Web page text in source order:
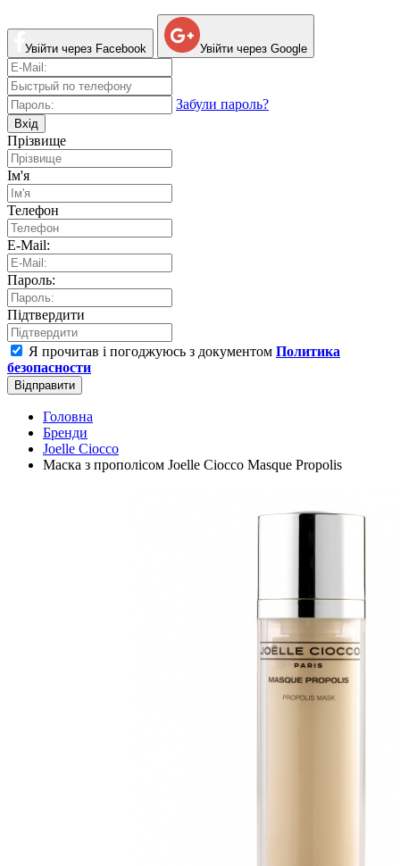
Увійти через Facebook Увійти через Google
Забули пароль?
Вхід
Прізвище
Ім'я
Телефон
E-Mail:
Пароль:
Підтвердити
Я прочитав і погоджуюсь з документом Политика
безопасности
Відправити
Головна
Бренди
Joelle Ciocco
Маска з прополісом Joelle Ciocco Masque Propolis